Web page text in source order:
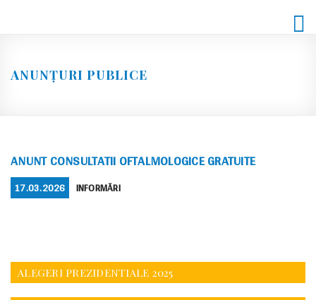
ANUNȚURI PUBLICE
ANUNT CONSULTATII OFTALMOLOGICE GRATUITE
POSTED
ON
17.03.2026 CATEGORIES
INFORMĂRI
ALEGERI PREZIDENTIALE 2025